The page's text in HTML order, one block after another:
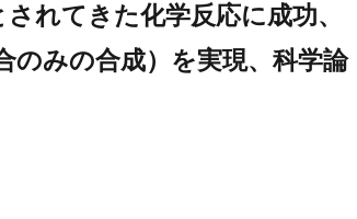
れてきた化学反応に成功、
のみの合成）を実現、科学論